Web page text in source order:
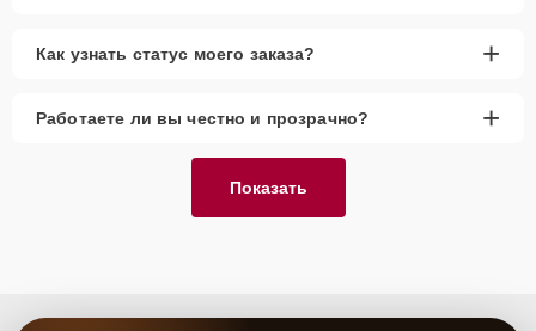
Как узнать статус моего заказа? +
Работаете ли вы честно и прозрачно? +
Показать